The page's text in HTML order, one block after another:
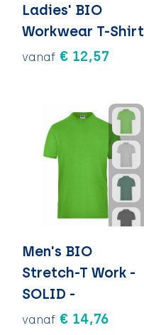
Ladies' BIO
Workwear T-Shirt
vanaf € 12,57
Men's BIO
Stretch-T Work -
SOLID -
vanaf € 14,76